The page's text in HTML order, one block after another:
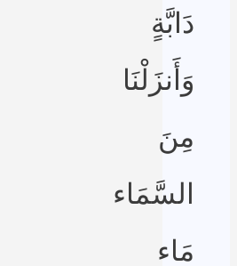
دَابَّةٍ
وَأَنزَلْنَا
مِنَ
السَّمَاء
مَاء